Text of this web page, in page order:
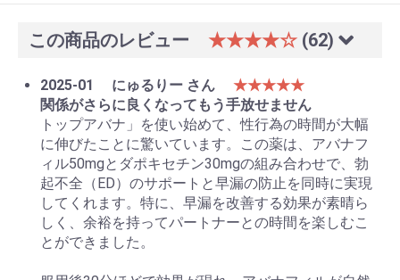
この商品のレビュー ★★★★☆ (62)
2025-01 にゅるりー さん
★★★★★
関係がさらに良くなってもう手放せません
トップアバナ」を使い始めて、性行為の時間が大幅
に伸びたことに驚いています。この薬は、アバナフ
ィル50mgとダポキセチン30mgの組み合わせで、勃
起不全（ED）のサポートと早漏の防止を同時に実現
してくれます。特に、早漏を改善する効果が素晴ら
しく、余裕を持ってパートナーとの時間を楽しむこ
とができました。